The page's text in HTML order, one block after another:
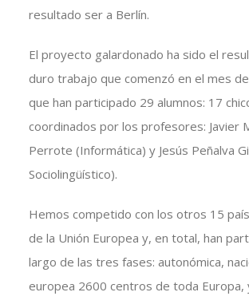
resultado ser a Berlín.
El proyecto galardonado ha sido el
duro trabajo que comenzó en el mes
que han participado 29 alumnos: 17
coordinados por los profesores: Javier
Perrote (Informática) y Jesús Peñalva
Sociolingüístico).
Hemos competido con los otros 15
de la Unión Europea y, en total, han
largo de las tres fases: autonómica,
europea 2600 centros de toda Europa,